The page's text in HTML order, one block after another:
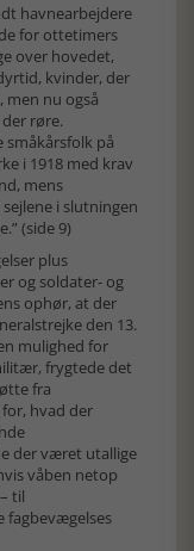
havnearbejdere
for ottetimers
over hovedet,
kvinder, der
men nu også
røre.
småkårsfolk på
i 1918 med krav
mens
i slutningen
(side 9)
plus
og soldater- og
ophør, at der
den 13.
mulighed for
frygtede det
fra
hvad der
der været utallige
våben netop
til
fagbevægelses